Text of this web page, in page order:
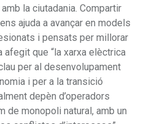
la ciutadania. Compartir
ajuda a avançar en models
i pensats per millorar
afegit que “la xarxa elèctrica
per al desenvolupament
i per a la transició
depèn d’operadors
de monopoli natural, amb un